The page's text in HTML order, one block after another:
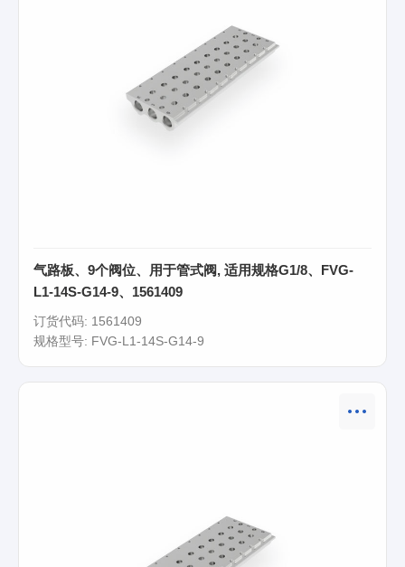
气路板、9个阀位、用于管式阀, 适用规格G1/8、FVG-
L1-14S-G14-9、1561409
订货代码: 1561409
规格型号: FVG-L1-14S-G14-9